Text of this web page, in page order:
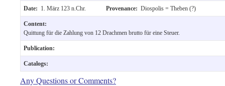
Date: 1. März 123 n.Chr. Provenance: Diospolis = Theben (?)
Content:
Quittung für die Zahlung von 12 Drachmen brutto für eine Steuer.
Publication:
Catalogs:
Any Questions or Comments?